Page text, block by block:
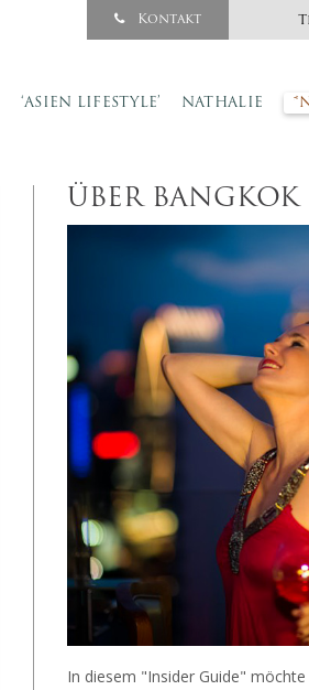
Kontakt
‘ASIEN LIFESTYLE’ NATHALIE
ÜBER BANGKOK
In diesem "Insider Guide"